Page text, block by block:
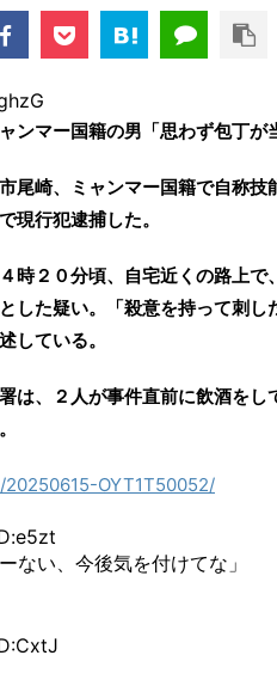
ンマー国籍の男「思わず包丁が
尾崎、ミャンマー国籍で自称技
現行犯逮捕した。
時２０分頃、自宅近くの路上で
した疑い。「殺意を持って刺し
している。
は、２人が事件直前に飲酒をし
OYT1T50052/
ない、今後気を付けてな」